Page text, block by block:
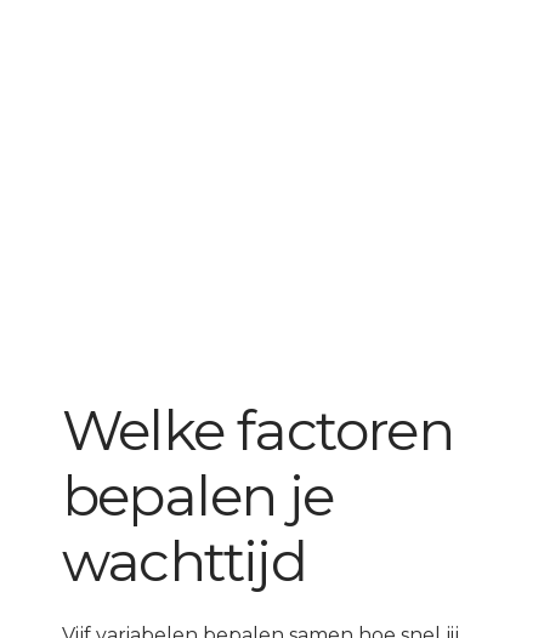
Welke factoren
bepalen je
wachttijd